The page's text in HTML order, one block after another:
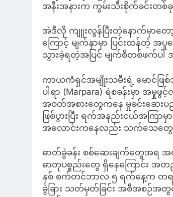
အနီးအနားက ကွမ်းသီးစိုက်ခင်းတစ်ခု
အဲဒီလို ကျူးလွန်ပြီးတဲ့နောက်မှာတ
ကြောင့် မျက်နှာမှာ ပြင်းထန်တဲ့ အ
သွားခဲ့ရတဲ့အပြင် မျက်စိတစ်ဖက်ပ
ကာယကံရှင်အမျိုးသမီးရဲ့ မောင်ဖြ
ပါရာ (Marpara) ရဲစခန်းမှာ
အဝတ်အစားတွေကနေ မှုခင်းဆေ
ဖြစ်ပွားပြီး ရက်အနည်းငယ်အကြာ
အလောင်းကနေလည်း သက်သေတွေ
ဓာတ်ခွဲခန်း စစ်ဆေးချက်တွေအရ
ဓာတုပစ္စည်းတွေ ရှိနေကြောင်း အ
နှစ် စက်တင်ဘာလ ၅ ရက်နေ့က တရား
ခွဲခြား သတ်မှတ်ခြင်း အစီအစဉ်အ